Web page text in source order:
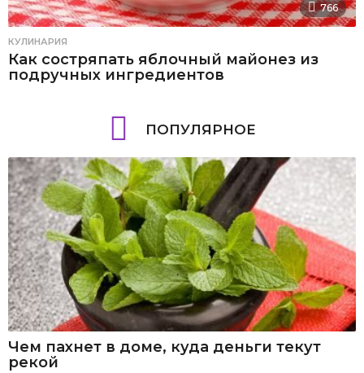
766
КУЛИНАРИЯ
Как состряпать яблочный майонез из
подручных ингредиентов
ПОПУЛЯРНОЕ
Чем пахнет в доме, куда деньги текут
рекой